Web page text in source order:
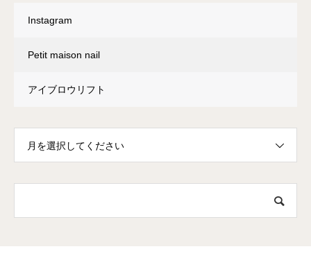
Instagram
Petit maison nail
アイブロウリフト
月を選択してください